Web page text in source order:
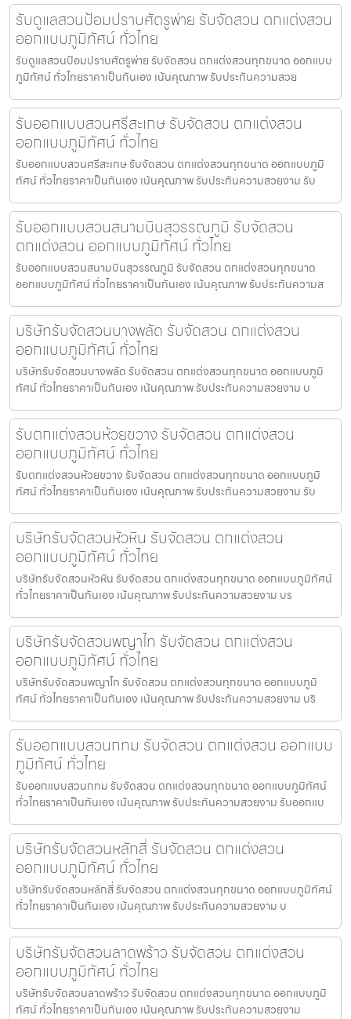
รับดูแลสวนป้อมปราบศัตรูพ่าย รับจัดสวน ตกแต่งสวน
ออกแบบภูมิทัศน์ ทั่วไทย
รับดูแลสวนป้อมปราบศัตรูพ่าย รับจัดสวน ตกแต่งสวนทุกขนาด ออกแบบ
ภูมิทัศน์ ทั่วไทยราคาเป็นกันเอง เน้นคุณภาพ รับประกันความสวย
รับออกแบบสวนศรีสะเกษ รับจัดสวน ตกแต่งสวน
ออกแบบภูมิทัศน์ ทั่วไทย
รับออกแบบสวนศรีสะเกษ รับจัดสวน ตกแต่งสวนทุกขนาด ออกแบบภูมิ
ทัศน์ ทั่วไทยราคาเป็นกันเอง เน้นคุณภาพ รับประกันความสวยงาม รับ
รับออกแบบสวนสนามบินสุวรรณภูมิ รับจัดสวน
ตกแต่งสวน ออกแบบภูมิทัศน์ ทั่วไทย
รับออกแบบสวนสนามบินสุวรรณภูมิ รับจัดสวน ตกแต่งสวนทุกขนาด
ออกแบบภูมิทัศน์ ทั่วไทยราคาเป็นกันเอง เน้นคุณภาพ รับประกันความส
บริษัทรับจัดสวนบางพลัด รับจัดสวน ตกแต่งสวน
ออกแบบภูมิทัศน์ ทั่วไทย
บริษัทรับจัดสวนบางพลัด รับจัดสวน ตกแต่งสวนทุกขนาด ออกแบบภูมิ
ทัศน์ ทั่วไทยราคาเป็นกันเอง เน้นคุณภาพ รับประกันความสวยงาม บ
รับตกแต่งสวนห้วยขวาง รับจัดสวน ตกแต่งสวน
ออกแบบภูมิทัศน์ ทั่วไทย
รับตกแต่งสวนห้วยขวาง รับจัดสวน ตกแต่งสวนทุกขนาด ออกแบบภูมิ
ทัศน์ ทั่วไทยราคาเป็นกันเอง เน้นคุณภาพ รับประกันความสวยงาม รับ
บริษัทรับจัดสวนหัวหิน รับจัดสวน ตกแต่งสวน
ออกแบบภูมิทัศน์ ทั่วไทย
บริษัทรับจัดสวนหัวหิน รับจัดสวน ตกแต่งสวนทุกขนาด ออกแบบภูมิทัศน์
ทั่วไทยราคาเป็นกันเอง เน้นคุณภาพ รับประกันความสวยงาม บร
บริษัทรับจัดสวนพญาไท รับจัดสวน ตกแต่งสวน
ออกแบบภูมิทัศน์ ทั่วไทย
บริษัทรับจัดสวนพญาไท รับจัดสวน ตกแต่งสวนทุกขนาด ออกแบบภูมิ
ทัศน์ ทั่วไทยราคาเป็นกันเอง เน้นคุณภาพ รับประกันความสวยงาม บริ
รับออกแบบสวนกทม รับจัดสวน ตกแต่งสวน ออกแบบ
ภูมิทัศน์ ทั่วไทย
รับออกแบบสวนกทม รับจัดสวน ตกแต่งสวนทุกขนาด ออกแบบภูมิทัศน์
ทั่วไทยราคาเป็นกันเอง เน้นคุณภาพ รับประกันความสวยงาม รับออกแบ
บริษัทรับจัดสวนหลักสี่ รับจัดสวน ตกแต่งสวน
ออกแบบภูมิทัศน์ ทั่วไทย
บริษัทรับจัดสวนหลักสี่ รับจัดสวน ตกแต่งสวนทุกขนาด ออกแบบภูมิทัศน์
ทั่วไทยราคาเป็นกันเอง เน้นคุณภาพ รับประกันความสวยงาม บ
บริษัทรับจัดสวนลาดพร้าว รับจัดสวน ตกแต่งสวน
ออกแบบภูมิทัศน์ ทั่วไทย
บริษัทรับจัดสวนลาดพร้าว รับจัดสวน ตกแต่งสวนทุกขนาด ออกแบบภูมิ
ทัศน์ ทั่วไทยราคาเป็นกันเอง เน้นคุณภาพ รับประกันความสวยงาม